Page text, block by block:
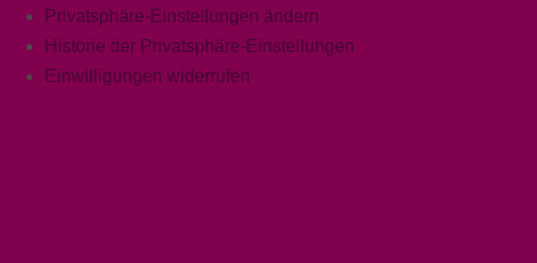
Privatsphäre-Einstellungen ändern
Historie der Privatsphäre-Einstellungen
Einwilligungen widerrufen